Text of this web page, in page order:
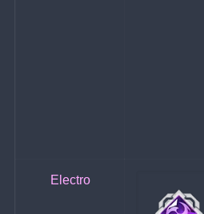
Electro